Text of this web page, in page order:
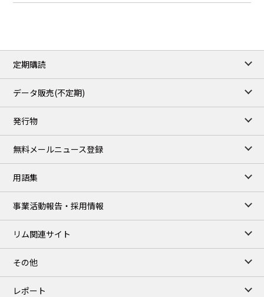
定期購読
データ販売(不定期)
発行物
無料メールニュース登録
用語集
事業活動報告・採用情報
リム関連サイト
その他
レポート